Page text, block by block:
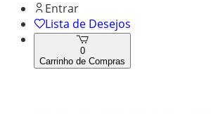
Entrar
Lista de Desejos
0
Carrinho de Compras